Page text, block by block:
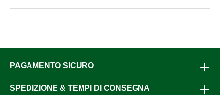
PAGAMENTO SICURO
SPEDIZIONE & TEMPI DI CONSEGNA